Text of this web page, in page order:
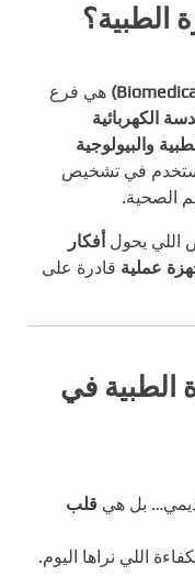
الطبية؟
هي فرع
الكهربائية
والبيولوجية
تُستخدم في تشخيص
الصحية.
اللي يحول أفكار
عملية قادرة على
الطبية في
بل هي قلب
اللي نراها اليوم.